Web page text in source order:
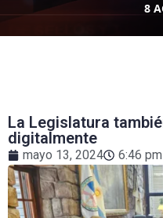
8
La Legislatura
digitalmente
mayo 13, 2024 6:46 pm